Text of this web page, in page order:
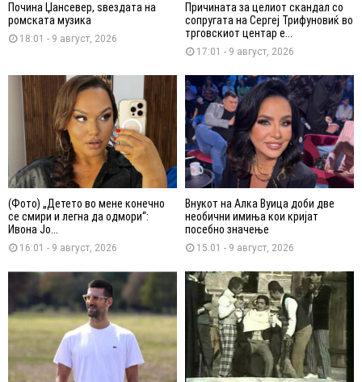
Почина Џансевер, ѕвездата на
ромската музика
18:01 - 9 август, 2026
Причината за целиот скандал со
сопругата на Сергеј Трифуновиќ во
трговскиот центар е...
17:01 - 9 август, 2026
(Фото) „Детето во мене конечно
се смири и легна да одмори“:
Ивона Јо...
16:01 - 9 август, 2026
Внукот на Алка Вуица доби две
необични имиња кои кријат
посебно значење
15:01 - 9 август, 2026